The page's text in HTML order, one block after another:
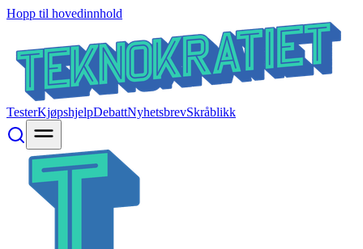
Hopp til hovedinnhold
TesterKjøpshjelpDebattNyhetsbrevSkråblikk